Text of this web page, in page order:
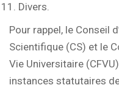
Divers.
Pour rappel, le Conseil
Scientifique (CS) et le
Vie Universitaire
instances statutaires